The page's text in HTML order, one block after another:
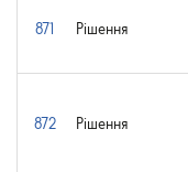
871 Рішення
872 Рішення